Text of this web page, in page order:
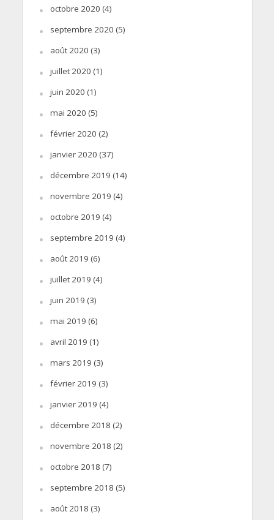
octobre 2020 (4)
septembre 2020 (5)
août 2020 (3)
juillet 2020 (1)
juin 2020 (1)
mai 2020 (5)
février 2020 (2)
janvier 2020 (37)
décembre 2019 (14)
novembre 2019 (4)
octobre 2019 (4)
septembre 2019 (4)
août 2019 (6)
juillet 2019 (4)
juin 2019 (3)
mai 2019 (6)
avril 2019 (1)
mars 2019 (3)
février 2019 (3)
janvier 2019 (4)
décembre 2018 (2)
novembre 2018 (2)
octobre 2018 (7)
septembre 2018 (5)
août 2018 (3)